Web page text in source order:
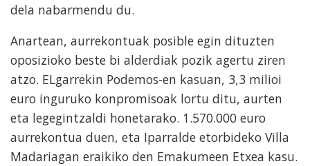
dela nabarmendu du.
Anartean, aurrekontuak posible egin dituzten
oposizioko beste bi alderdiak pozik agertu ziren
atzo. ELgarrekin Podemos-en kasuan, 3,3 milioi
euro inguruko konpromisoak lortu ditu, aurten
eta legegintzaldi honetarako. 1.570.000 euro
aurrekontua duen, eta Iparralde etorbideko Villa
Madariagan eraikiko den Emakumeen Etxea kasu.